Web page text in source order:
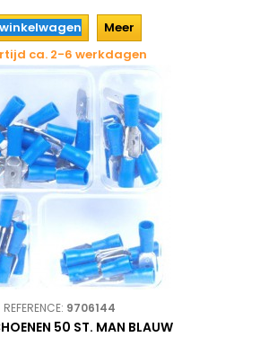
Meer
ca. 2-6 werkdagen
REFERENCE: 9706144
50 ST. MAN BLAUW